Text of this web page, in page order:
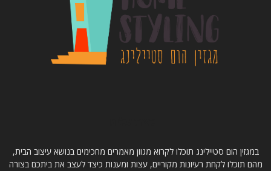
במגזין הום סטיילינג תוכלו לקרוא מגוון מאמרים מחכימים בנושא עיצוב הבית,
מהם תוכלו לקחת רעיונות מקוריים, עצות ומענות כיצד לעצב את ביתכם בצורה